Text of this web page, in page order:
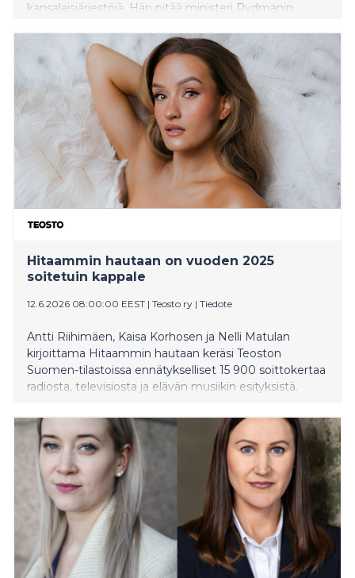
kansalaisjärjestöjä. Hän pitää ministeri Rydmanin
puuttumaan tilanteeseen siirtämällä päätöksen
valtioneuvoston tehtäväksi.
Hitaammin hautaan on vuoden 2025
soitetuin kappale
12.6.2026 08:00:00 EEST | Teosto ry | Tiedote
Antti Riihimäen, Kaisa Korhosen ja Nelli Matulan
kirjoittama Hitaammin hautaan keräsi Teoston
Suomen-tilastoissa ennätykselliset 15 900 soittokertaa
radiosta, televisiosta ja elävän musiikin esityksistä.